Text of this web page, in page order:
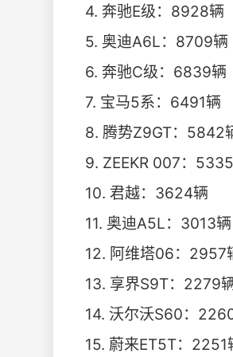
4. 奔驰E级：8928辆
5. 奥迪A6L：8709辆
6. 奔驰C级：6839辆
7. 宝马5系：6491辆
8. 腾势Z9GT：5842
9. ZEEKR 007：
10. 君越：3624辆
11. 奥迪A5L：3013辆
12. 阿维塔06：2957
13. 享界S9T：2279
14. 沃尔沃S60：
15. 蔚来ET5T：2251